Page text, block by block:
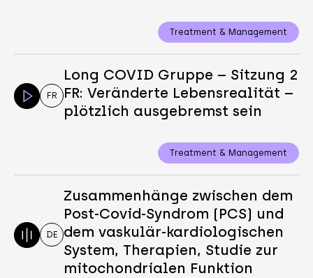
Treatment & Management
FR
Long COVID Gruppe – Sitzung 2
FR: Veränderte Lebensrealität –
plötzlich ausgebremst sein
Treatment & Management
DE
Zusammenhänge zwischen dem
Post-Covid-Syndrom (PCS) und
dem vaskulär-kardiologischen
System, Therapien, Studie zur
mitochondrialen Funktion